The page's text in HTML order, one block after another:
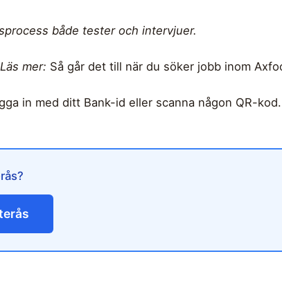
både tester och intervjuer.
mer: Så går det till när du söker jobb inom
in med ditt Bank-id eller scanna någon QR-